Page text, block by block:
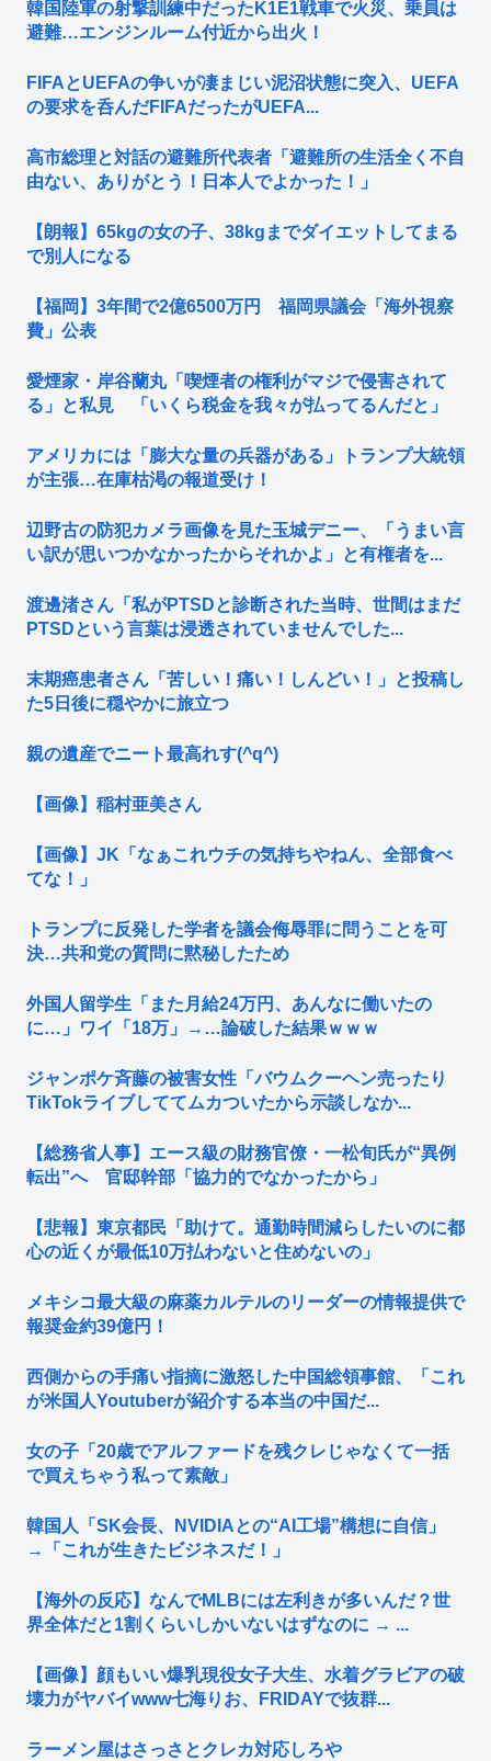
韓国陸軍の射撃訓練中だったK1E1戦車で火災、乗員は
避難…エンジンルーム付近から出火！
FIFAとUEFAの争いが凄まじい泥沼状態に突入、UEFA
の要求を呑んだFIFAだったがUEFA...
高市総理と対話の避難所代表者「避難所の生活全く不自
由ない、ありがとう！日本人でよかった！」
【朗報】65kgの女の子、38kgまでダイエットしてまる
で別人になる
【福岡】3年間で2億6500万円 福岡県議会「海外視察
費」公表
愛煙家・岸谷蘭丸「喫煙者の権利がマジで侵害されて
る」と私見 「いくら税金を我々が払ってるんだと」
アメリカには「膨大な量の兵器がある」トランプ大統領
が主張…在庫枯渇の報道受け！
辺野古の防犯カメラ画像を見た玉城デニー、「うまい言
い訳が思いつかなかったからそれかよ」と有権者を...
渡邊渚さん「私がPTSDと診断された当時、世間はまだ
PTSDという言葉は浸透されていませんでした...
末期癌患者さん「苦しい！痛い！しんどい！」と投稿し
た5日後に穏やかに旅立つ
親の遺産でニート最高れす(^q^)
【画像】稲村亜美さん
【画像】JK「なぁこれウチの気持ちやねん、全部食べ
てな！」
トランプに反発した学者を議会侮辱罪に問うことを可
決…共和党の質問に黙秘したため
外国人留学生「また月給24万円、あんなに働いたの
に…」ワイ「18万」→…論破した結果ｗｗｗ
ジャンポケ斉藤の被害女性「バウムクーヘン売ったり
TikTokライブしててムカついたから示談しなか...
【総務省人事】エース級の財務官僚・一松旬氏が“異例
転出”へ 官邸幹部「協力的でなかったから」
【悲報】東京都民「助けて。通勤時間減らしたいのに都
心の近くが最低10万払わないと住めないの」
メキシコ最大級の麻薬カルテルのリーダーの情報提供で
報奨金約39億円！
西側からの手痛い指摘に激怒した中国総領事館、「これ
が米国人Youtuberが紹介する本当の中国だ...
女の子「20歳でアルファードを残クレじゃなくて一括
で買えちゃう私って素敵」
韓国人「SK会長、NVIDIAとの“AI工場”構想に自信」
→「これが生きたビジネスだ！」
【海外の反応】なんでMLBには左利きが多いんだ？世
界全体だと1割くらいしかいないはずなのに → ...
【画像】顔もいい爆乳現役女子大生、水着グラビアの破
壊力がヤバイwww七海りお、FRIDAYで抜群...
ラーメン屋はさっさとクレカ対応しろや